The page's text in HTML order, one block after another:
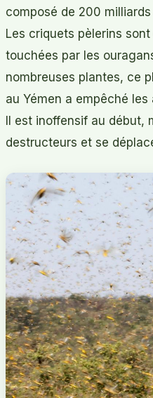
composé de 200
Les criquets pèlerins sont
touchées par les
nombreuses plantes, ce
au Yémen a empêché
Il est inoffensif au début,
destructeurs et se